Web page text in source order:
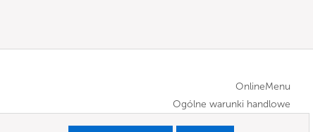
OnlineMenu
Ogólne warunki handlowe